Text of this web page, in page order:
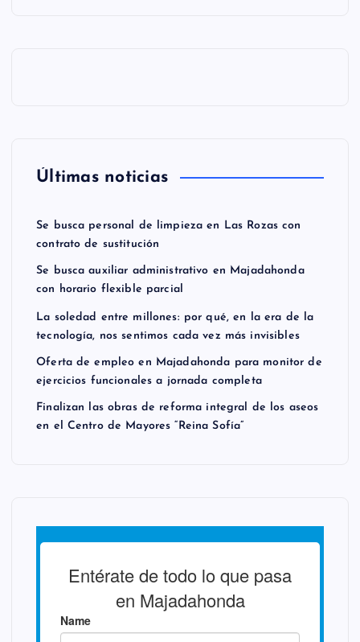
Últimas noticias
Se busca personal de limpieza en Las Rozas con
contrato de sustitución
Se busca auxiliar administrativo en Majadahonda
con horario flexible parcial
La soledad entre millones: por qué, en la era de la
tecnología, nos sentimos cada vez más invisibles
Oferta de empleo en Majadahonda para monitor de
ejercicios funcionales a jornada completa
Finalizan las obras de reforma integral de los aseos
en el Centro de Mayores “Reina Sofía”